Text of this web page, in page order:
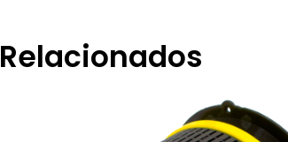
Relacionados